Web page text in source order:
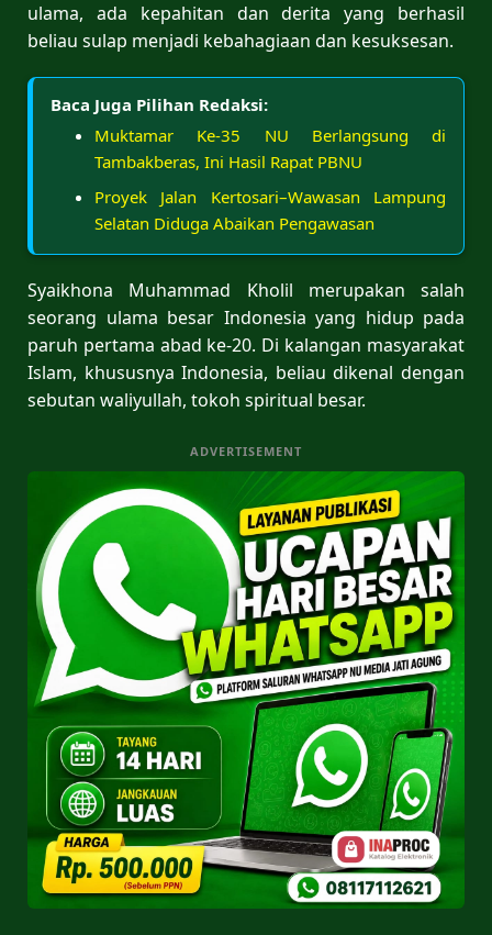
ulama, ada kepahitan dan derita yang berhasil
beliau sulap menjadi kebahagiaan dan kesuksesan.
Baca Juga Pilihan Redaksi:
Muktamar Ke-35 NU Berlangsung di
Tambakberas, Ini Hasil Rapat PBNU
Proyek Jalan Kertosari–Wawasan Lampung
Selatan Diduga Abaikan Pengawasan
Syaikhona Muhammad Kholil merupakan salah
seorang ulama besar Indonesia yang hidup pada
paruh pertama abad ke-20. Di kalangan masyarakat
Islam, khususnya Indonesia, beliau dikenal dengan
sebutan waliyullah, tokoh spiritual besar.
ADVERTISEMENT